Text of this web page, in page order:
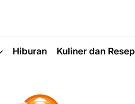
Hiburan Kuliner dan Resep